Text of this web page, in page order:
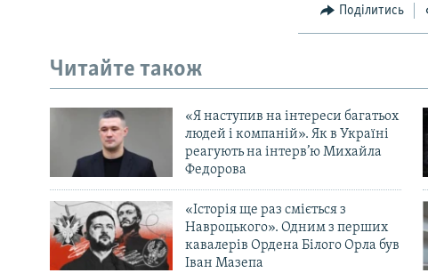
Поділитись
Читайте також
«Я наступив на інтереси багатьох
людей і компаній». Як в Україні
реагують на інтерв’ю Михайла
Федорова
«Історія ще раз сміється з
Навроцького». Одним з перших
кавалерів Ордена Білого Орла був
Іван Мазепа